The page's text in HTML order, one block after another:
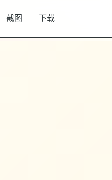
截图 下载